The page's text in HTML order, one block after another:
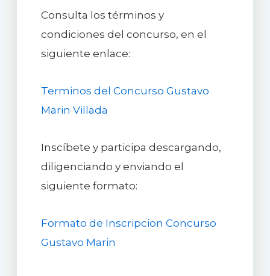
Consulta los términos y
condiciones del concurso, en el
siguiente enlace:
Terminos del Concurso Gustavo
Marin Villada
Inscíbete y participa descargando,
diligenciando y enviando el
siguiente formato:
Formato de Inscripcion Concurso
Gustavo Marin